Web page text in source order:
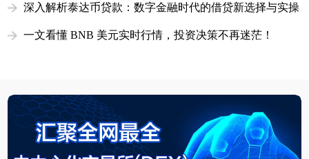
深入解析泰达币贷款：数字金融时代的借贷新选择与实操
一文看懂 BNB 美元实时行情，投资决策不再迷茫！